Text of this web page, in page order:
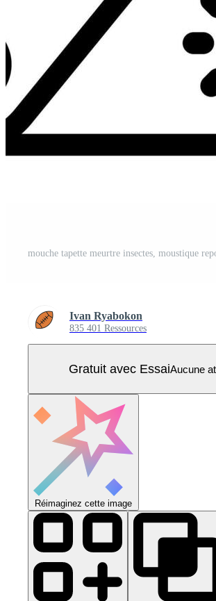
Ivan Ryabokon
835 401 Ressources
Gratuit avec EssaiAucune
Réimaginez cette image